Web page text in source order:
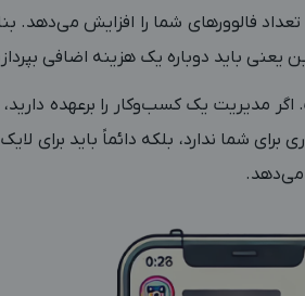
فالوورهای شما را افزایش می‌دهد.
یعنی باید دوباره یک هزینه اضافی
مدیریت یک کسب‌وکار را برعهده دارید،
شما ندارد، بلکه دائماً باید برای
می‌دهد.